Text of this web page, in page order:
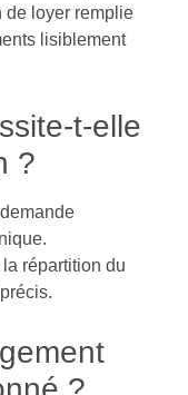
de loyer remplie
lisiblement
t-elle
?
la répartition du